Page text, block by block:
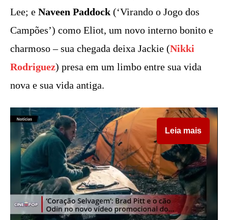
Lee; e Naveen Paddock (‘Virando o Jogo dos
Campões’) como Eliot, um novo interno bonito e
charmoso – sua chegada deixa Jackie (Nikki
Rodriguez) presa em um limbo entre sua vida
nova e sua vida antiga.
Leia mais